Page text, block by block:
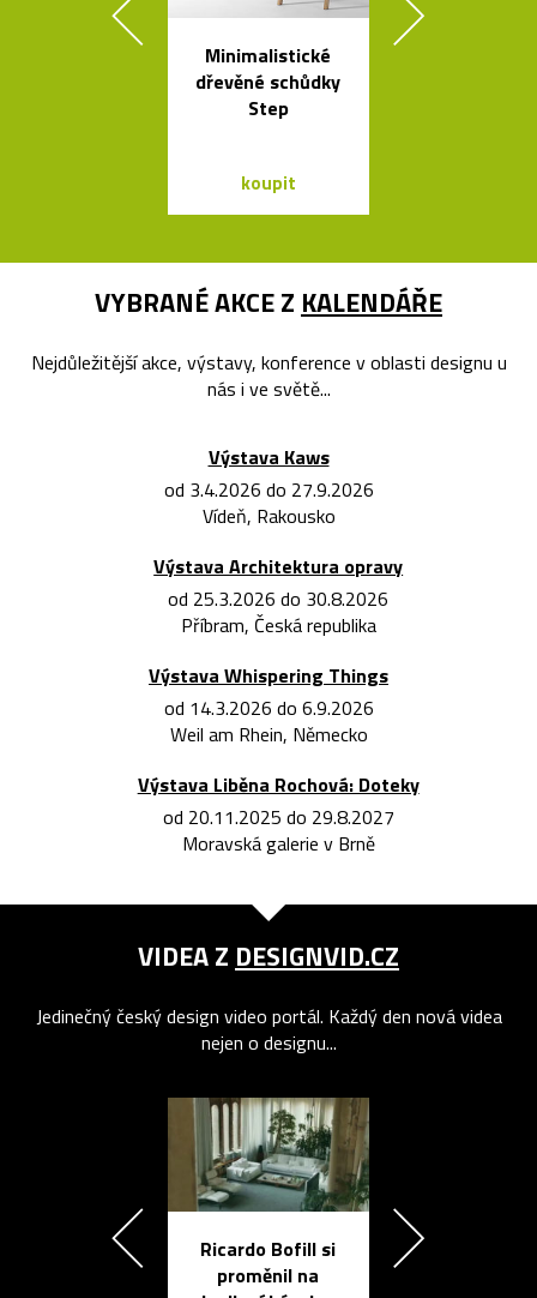
Minimalistické
dřevěné schůdky
Step
koupit
VYBRANÉ AKCE Z KALENDÁŘE
Nejdůležitější akce, výstavy, konference v oblasti designu u
nás i ve světě...
Výstava Kaws
od 3.4.2026 do 27.9.2026
Vídeň, Rakousko
Výstava Architektura opravy
od 25.3.2026 do 30.8.2026
Příbram, Česká republika
Výstava Whispering Things
od 14.3.2026 do 6.9.2026
Weil am Rhein, Německo
Výstava Liběna Rochová: Doteky
od 20.11.2025 do 29.8.2027
Moravská galerie v Brně
VIDEA Z DESIGNVID.CZ
Jedinečný český design video portál. Každý den nová videa
nejen o designu...
Ricardo Bofill si
proměnil na